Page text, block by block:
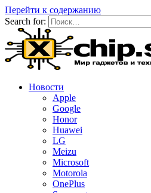
Перейти к содержанию
Search for:
Новости
Apple
Google
Honor
Huawei
LG
Meizu
Microsoft
Motorola
OnePlus